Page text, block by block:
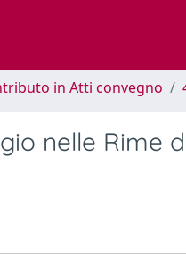
in Atti convegno
nelle Rime